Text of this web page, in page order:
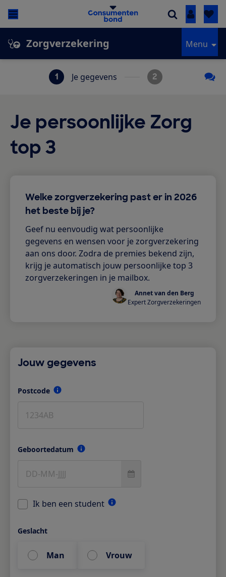
Inloggen
Zorgverzekering Menu
1 Je gegevens 2
Je persoonlijke Zorg
top 3
Welke zorgverzekering past er in 2026
het beste bij je?
Geef nu eenvoudig wat persoonlijke
gegevens en wensen voor je zorgverzekering
aan ons door. Zodra de premies bekend zijn,
krijg je automatisch jouw persoonlijke top 3
zorgverzekeringen in je mailbox.
Annet van den Berg
Expert Zorgverzekeringen
Jouw gegevens
Postcode
Geboortedatum
Ik ben een student
Geslacht
Man Vrouw